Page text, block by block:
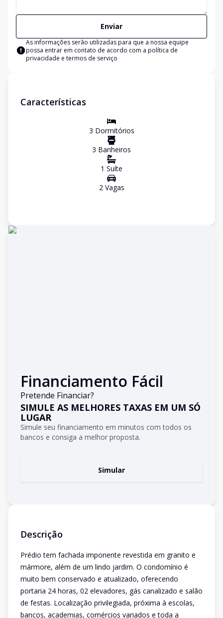
Enviar
As informações serão utilizadas para que a nossa equipe
possa entrar em contato de acordo com a política de
privacidade e termos de serviço
Características
3 Dormitórios
3 Banheiros
1 Suíte
2Vagas
Financiamento Fácil
Pretende Financiar?
SIMULE AS MELHORES TAXAS EM UM SÓ
LUGAR
Simule seu financiamento em minutos com todos os
bancos e consiga a melhor proposta.
Simular
Descrição
Prédio tem fachada imponente revestida em granito e
mármore, além de um lindo jardim. O condomínio é
muito bem conservado e atualizado, oferecendo
portaria 24 horas, 02 elevadores, gás canalizado e salão
de festas. Localização privilegiada, próxima à escolas,
bancos, academias, comércios variados e toda a